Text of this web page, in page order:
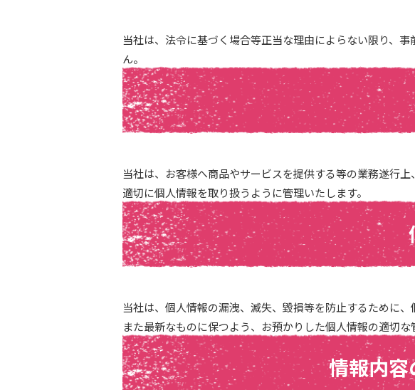
当社は、法令に基づく場合等正当な理由によらない限り、
ん。
当社は、お客様へ商品やサービスを提供する等の業務遂行
適切に個人情報を取り扱うように管理いたします。
当社は、個人情報の漏洩、滅失、毀損等を防止するために
また最新なものに保つよう、お預かりした個人情報の適切な
情報内